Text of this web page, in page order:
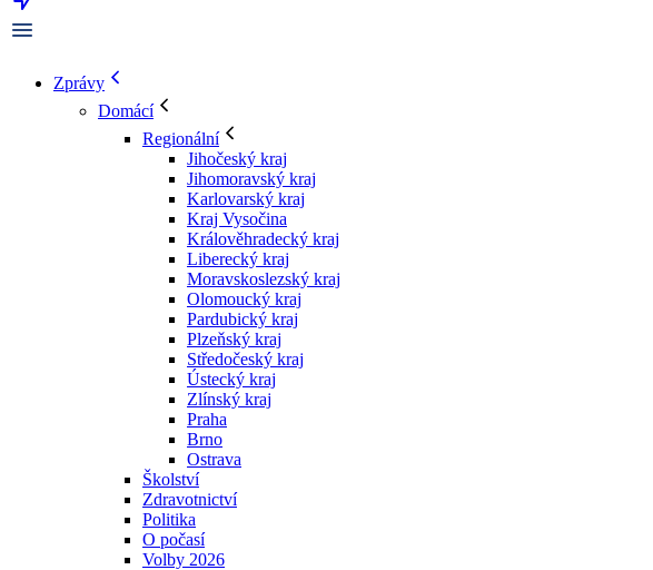
Zprávy
Domácí
Regionální
Jihočeský kraj
Jihomoravský kraj
Karlovarský kraj
Kraj Vysočina
Králověhradecký kraj
Liberecký kraj
Moravskoslezský kraj
Olomoucký kraj
Pardubický kraj
Plzeňský kraj
Středočeský kraj
Ústecký kraj
Zlínský kraj
Praha
Brno
Ostrava
Školství
Zdravotnictví
Politika
O počasí
Volby 2026